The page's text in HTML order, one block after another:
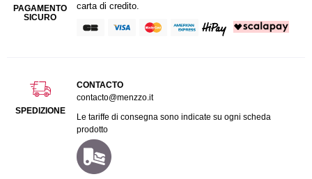
PAGAMENTO
SICURO
carta di credito.
SPEDIZIONE
CONTACTO
contacto@menzzo.it
Le tariffe di consegna sono indicate su ogni scheda
prodotto